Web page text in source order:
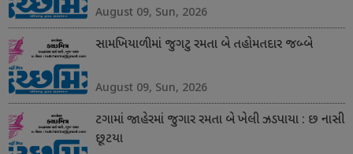
August 09, Sun, 2026
સામખિયાળીમાં જુગટુ રમતા બે તહોમતદાર જબ્બે
August 09, Sun, 2026
ટગામાં જાહેરમાં જુગાર રમતા બે ખેલી ઝડપાયા : છ નાસી
છૂટયા